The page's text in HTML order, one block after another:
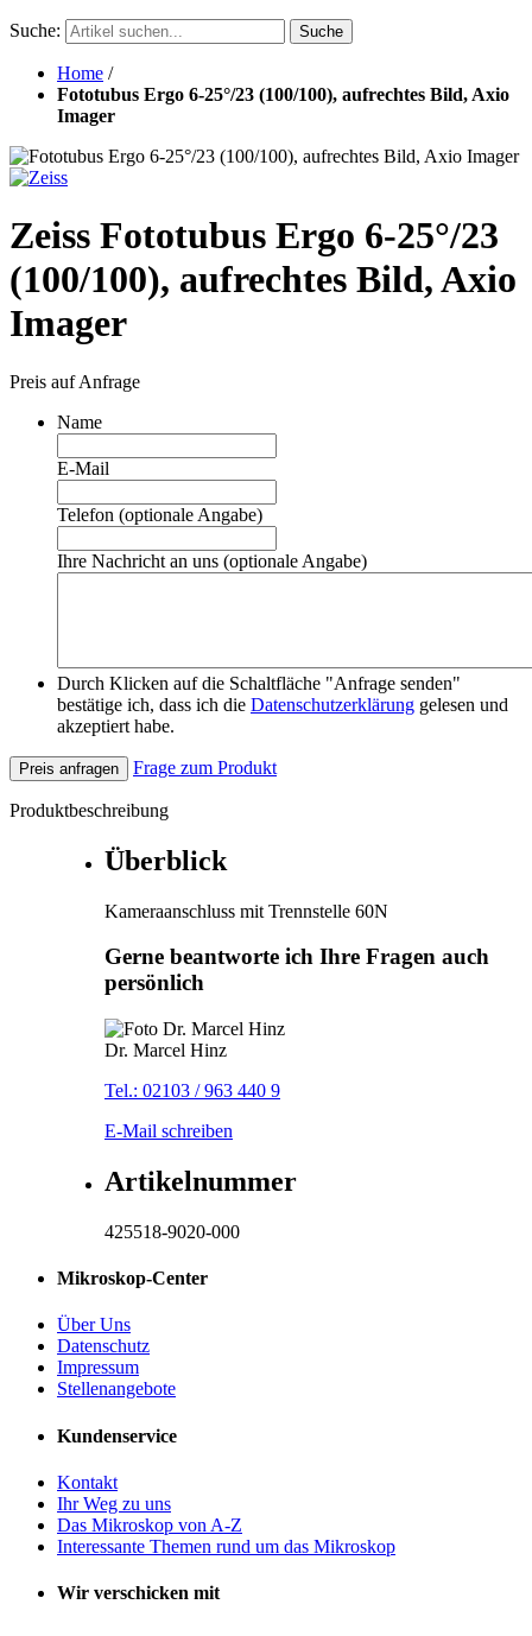
Suche: Suche
Home /
Fototubus Ergo 6-25°/23 (100/100), aufrechtes Bild, Axio
Imager
Zeiss Fototubus Ergo 6-25°/23
(100/100), aufrechtes Bild, Axio
Imager
Preis auf Anfrage
Name
E-Mail
Telefon (optionale Angabe)
Ihre Nachricht an uns (optionale Angabe)
Durch Klicken auf die Schaltfläche "Anfrage senden"
bestätige ich, dass ich die Datenschutzerklärung gelesen und
akzeptiert habe.
Preis anfragen Frage zum Produkt
Produktbeschreibung
Überblick
Kameraanschluss mit Trennstelle 60N
Gerne beantworte ich Ihre Fragen auch
persönlich
Dr. Marcel Hinz
Tel.: 02103 / 963 440 9
E-Mail schreiben
Artikelnummer
425518-9020-000
Mikroskop-Center
Über Uns
Datenschutz
Impressum
Stellenangebote
Kundenservice
Kontakt
Ihr Weg zu uns
Das Mikroskop von A-Z
Interessante Themen rund um das Mikroskop
Wir verschicken mit